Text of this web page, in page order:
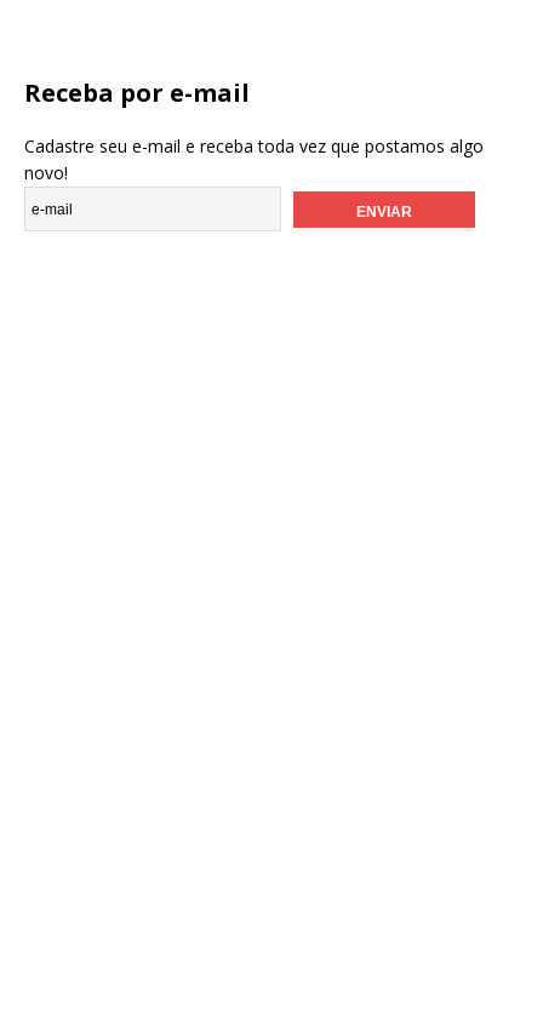
Receba por e-mail
Cadastre seu e-mail e receba toda vez que postamos algo
novo!